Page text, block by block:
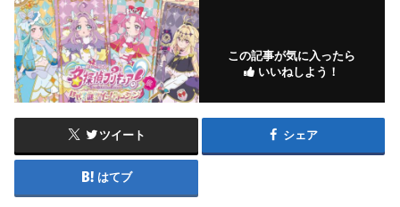
この記事が気に入ったら
いいねしよう！
ツイート シェア
はてブ